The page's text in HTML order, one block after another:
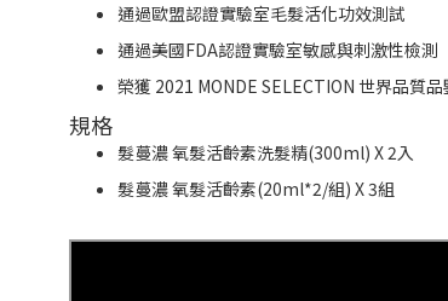
通過歐盟認證實驗室毛髮活化功效測試
通過美國FDA認證實驗室敏感與刺激性檢測
榮獲 2021 MONDE SELECTION 世界品
規格
髮蔓濃 氧髮活齡素洗髮精(300ml) X 2入
髮蔓濃 氧髮活齡素(20ml*2/組) X 3組